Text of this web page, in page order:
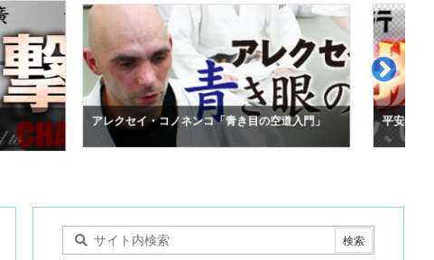
アレクセイ・コノネンコ「青き目の空道入門」 平安孝行「地方からの挑戦」